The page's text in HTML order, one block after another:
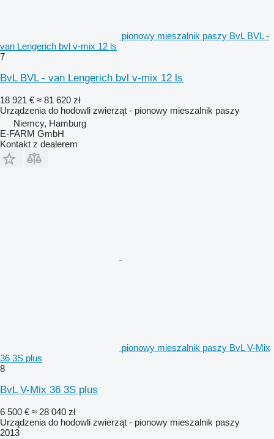
pionowy mieszalnik paszy BvL BVL -
van Lengerich bvl v-mix 12 ls
7
BvL BVL - van Lengerich bvl v-mix 12 ls
18 921 € ≈ 81 620 zł
Urządzenia do hodowli zwierząt - pionowy mieszalnik paszy
Niemcy, Hamburg
E-FARM GmbH
Kontakt z dealerem
pionowy mieszalnik paszy BvL V-Mix
36 3S plus
8
BvL V-Mix 36 3S plus
6 500 € ≈ 28 040 zł
Urządzenia do hodowli zwierząt - pionowy mieszalnik paszy
2013